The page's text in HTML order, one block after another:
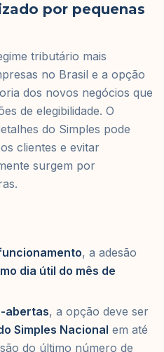
por pequenas
tributário mais
no Brasil e a opção
dos novos negócios que
de elegibilidade. O
do Simples pode
clientes e evitar
surgem por
, a adesão
dia útil do mês de
abertas, a opção deve ser
Simples Nacional em até
do último número de